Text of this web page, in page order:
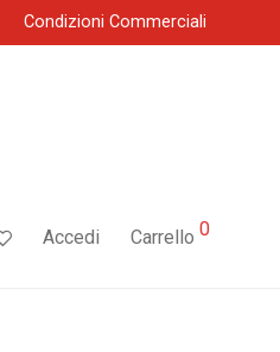
Condizioni Commerciali
Accedi Carrello 0